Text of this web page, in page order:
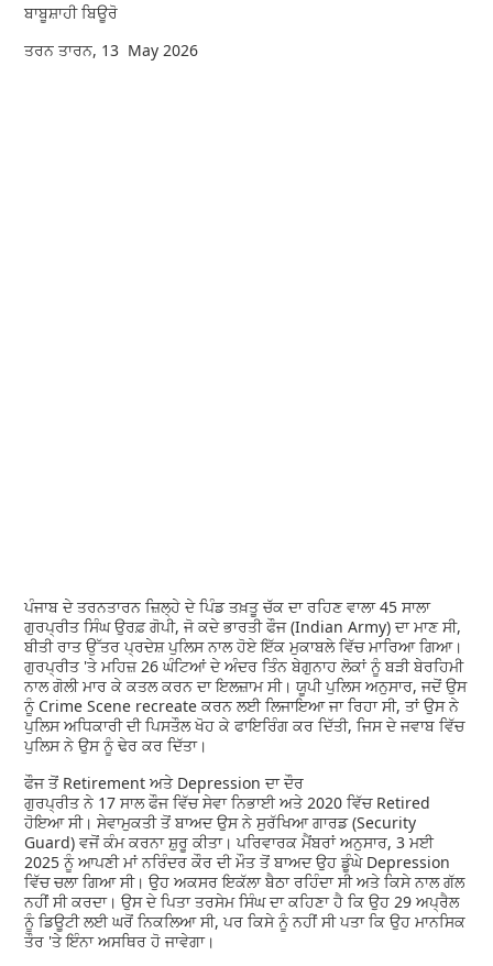
ਬਾਬੂਸ਼ਾਹੀ ਬਿਊਰੋ
ਤਰਨ ਤਾਰਨ, 13 May 2026
ਪੰਜਾਬ ਦੇ ਤਰਨਤਾਰਨ ਜ਼ਿਲ੍ਹੇ ਦੇ ਪਿੰਡ ਤਖ਼ਤੂ ਚੱਕ ਦਾ ਰਹਿਣ ਵਾਲਾ 45 ਸਾਲਾ
ਗੁਰਪ੍ਰੀਤ ਸਿੰਘ ਉਰਫ਼ ਗੋਪੀ, ਜੋ ਕਦੇ ਭਾਰਤੀ ਫੌਜ (Indian Army) ਦਾ ਮਾਣ ਸੀ,
ਬੀਤੀ ਰਾਤ ਉੱਤਰ ਪ੍ਰਦੇਸ਼ ਪੁਲਿਸ ਨਾਲ ਹੋਏ ਇੱਕ ਮੁਕਾਬਲੇ ਵਿੱਚ ਮਾਰਿਆ ਗਿਆ।
ਗੁਰਪ੍ਰੀਤ 'ਤੇ ਮਹਿਜ਼ 26 ਘੰਟਿਆਂ ਦੇ ਅੰਦਰ ਤਿੰਨ ਬੇਗੁਨਾਹ ਲੋਕਾਂ ਨੂੰ ਬੜੀ ਬੇਰਹਿਮੀ
ਨਾਲ ਗੋਲੀ ਮਾਰ ਕੇ ਕਤਲ ਕਰਨ ਦਾ ਇਲਜ਼ਾਮ ਸੀ। ਯੂਪੀ ਪੁਲਿਸ ਅਨੁਸਾਰ, ਜਦੋਂ ਉਸ
ਨੂੰ Crime Scene recreate ਕਰਨ ਲਈ ਲਿਜਾਇਆ ਜਾ ਰਿਹਾ ਸੀ, ਤਾਂ ਉਸ ਨੇ
ਪੁਲਿਸ ਅਧਿਕਾਰੀ ਦੀ ਪਿਸਤੌਲ ਖੋਹ ਕੇ ਫਾਇਰਿੰਗ ਕਰ ਦਿੱਤੀ, ਜਿਸ ਦੇ ਜਵਾਬ ਵਿੱਚ
ਪੁਲਿਸ ਨੇ ਉਸ ਨੂੰ ਢੇਰ ਕਰ ਦਿੱਤਾ।
ਫੌਜ ਤੋਂ Retirement ਅਤੇ Depression ਦਾ ਦੌਰ
ਗੁਰਪ੍ਰੀਤ ਨੇ 17 ਸਾਲ ਫੌਜ ਵਿੱਚ ਸੇਵਾ ਨਿਭਾਈ ਅਤੇ 2020 ਵਿੱਚ Retired
ਹੋਇਆ ਸੀ। ਸੇਵਾਮੁਕਤੀ ਤੋਂ ਬਾਅਦ ਉਸ ਨੇ ਸੁਰੱਖਿਆ ਗਾਰਡ (Security
Guard) ਵਜੋਂ ਕੰਮ ਕਰਨਾ ਸ਼ੁਰੂ ਕੀਤਾ। ਪਰਿਵਾਰਕ ਮੈਂਬਰਾਂ ਅਨੁਸਾਰ, 3 ਮਈ
2025 ਨੂੰ ਆਪਣੀ ਮਾਂ ਨਰਿੰਦਰ ਕੌਰ ਦੀ ਮੌਤ ਤੋਂ ਬਾਅਦ ਉਹ ਡੂੰਘੇ Depression
ਵਿੱਚ ਚਲਾ ਗਿਆ ਸੀ। ਉਹ ਅਕਸਰ ਇਕੱਲਾ ਬੈਠਾ ਰਹਿੰਦਾ ਸੀ ਅਤੇ ਕਿਸੇ ਨਾਲ ਗੱਲ
ਨਹੀਂ ਸੀ ਕਰਦਾ। ਉਸ ਦੇ ਪਿਤਾ ਤਰਸੇਮ ਸਿੰਘ ਦਾ ਕਹਿਣਾ ਹੈ ਕਿ ਉਹ 29 ਅਪ੍ਰੈਲ
ਨੂੰ ਡਿਊਟੀ ਲਈ ਘਰੋਂ ਨਿਕਲਿਆ ਸੀ, ਪਰ ਕਿਸੇ ਨੂੰ ਨਹੀਂ ਸੀ ਪਤਾ ਕਿ ਉਹ ਮਾਨਸਿਕ
ਤੌਰ 'ਤੇ ਇੰਨਾ ਅਸਥਿਰ ਹੋ ਜਾਵੇਗਾ।